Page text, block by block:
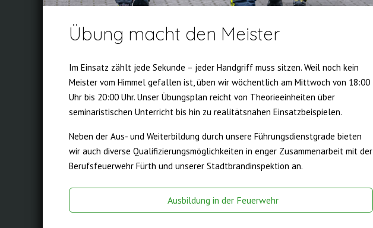
Übung macht den Meister
Im Einsatz zählt jede Sekunde – jeder Handgriff muss sitzen. Weil noch kein
Meister vom Himmel gefallen ist, üben wir wöchentlich am Mittwoch von 18:00
Uhr bis 20:00 Uhr. Unser Übungsplan reicht von Theorieeinheiten über
seminaristischen Unterricht bis hin zu realitätsnahen Einsatzbeispielen.
Neben der Aus- und Weiterbildung durch unsere Führungsdienstgrade bieten
wir auch diverse Qualifizierungsmöglichkeiten in enger Zusammenarbeit mit der
Berufsfeuerwehr Fürth und unserer Stadtbrandinspektion an.
Ausbildung in der Feuerwehr